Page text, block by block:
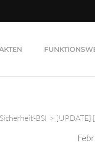
BSI > [UPDATE]